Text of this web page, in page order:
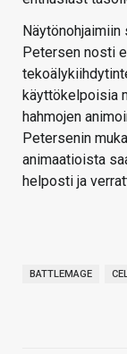
Petersen nosti
käyttökelpoisia
hahmojen
Petersenin
animaatioista
helposti ja
BATTLEMAGE